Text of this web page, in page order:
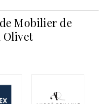
Mobilier de
Olivet